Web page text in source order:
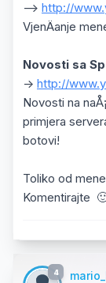
--> http://
VjenÄanje
Novosti sa
-> http://
Novosti na
primjera
botovi!
Toliko od
Komentirajte
4